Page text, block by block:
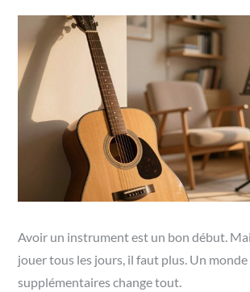
Avoir un instrument est un bon début.
jouer tous les jours, il faut plus. Un monde
supplémentaires change tout.